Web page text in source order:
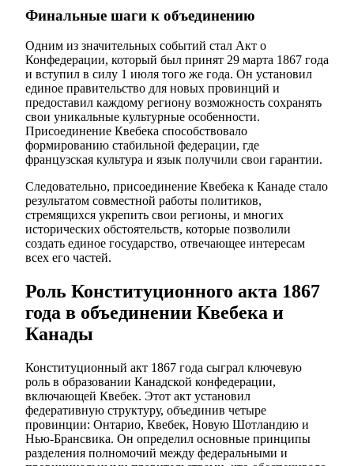
Финальные шаги к объединению
Одним из значительных событий стал Акт о
Конфедерации, который был принят 29 марта 1867 года
и вступил в силу 1 июля того же года. Он установил
единое правительство для новых провинций и
предоставил каждому региону возможность сохранять
свои уникальные культурные особенности.
Присоединение Квебека способствовало
формированию стабильной федерации, где
французская культура и язык получили свои гарантии.
Следовательно, присоединение Квебека к Канаде стало
результатом совместной работы политиков,
стремящихся укрепить свои регионы, и многих
исторических обстоятельств, которые позволили
создать единое государство, отвечающее интересам
всех его частей.
Роль Конституционного акта 1867
года в объединении Квебека и
Канады
Конституционный акт 1867 года сыграл ключевую
роль в образовании Канадской конфедерации,
включающей Квебек. Этот акт установил
федеративную структуру, объединив четыре
провинции: Онтарио, Квебек, Новую Шотландию и
Нью-Брансвика. Он определил основные принципы
разделения полномочий между федеральными и